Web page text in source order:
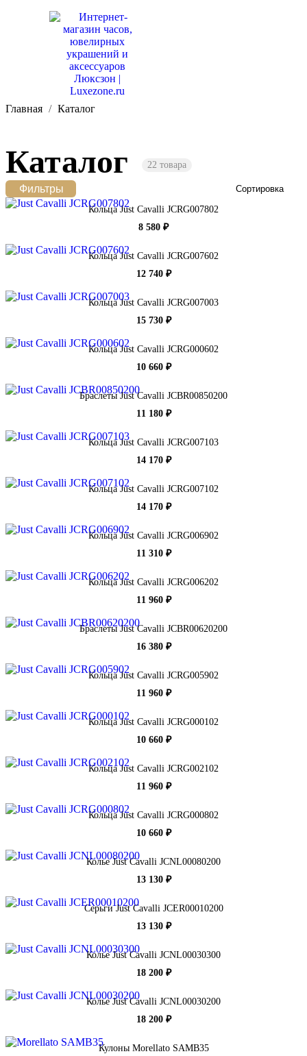
Главная Каталог
Каталог 22 товара
Фильтры Сортировка
Кольца Just Cavalli JCRG007802
8 580 ₽
Кольца Just Cavalli JCRG007602
12 740 ₽
Кольца Just Cavalli JCRG007003
15 730 ₽
Кольца Just Cavalli JCRG000602
10 660 ₽
Браслеты Just Cavalli JCBR00850200
11 180 ₽
Кольца Just Cavalli JCRG007103
14 170 ₽
Кольца Just Cavalli JCRG007102
14 170 ₽
Кольца Just Cavalli JCRG006902
11 310 ₽
Кольца Just Cavalli JCRG006202
11 960 ₽
Браслеты Just Cavalli JCBR00620200
16 380 ₽
Кольца Just Cavalli JCRG005902
11 960 ₽
Кольца Just Cavalli JCRG000102
10 660 ₽
Кольца Just Cavalli JCRG002102
11 960 ₽
Кольца Just Cavalli JCRG000802
10 660 ₽
Колье Just Cavalli JCNL00080200
13 130 ₽
Серьги Just Cavalli JCER00010200
13 130 ₽
Колье Just Cavalli JCNL00030300
18 200 ₽
Колье Just Cavalli JCNL00030200
18 200 ₽
Кулоны Morellato SAMB35